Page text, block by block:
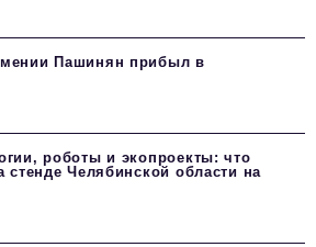
Пашинян прибыл в
роботы и экопроекты: что
стенде Челябинской области на